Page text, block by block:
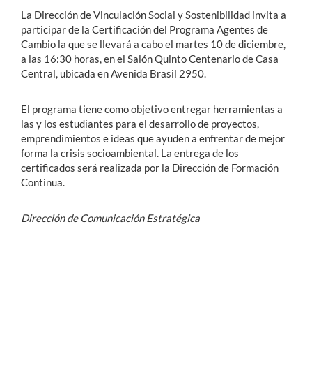
La Dirección de Vinculación Social y Sostenibilidad invita a
participar de la Certificación del Programa Agentes de
Cambio la que se llevará a cabo el martes 10 de diciembre,
a las 16:30 horas, en el Salón Quinto Centenario de Casa
Central, ubicada en Avenida Brasil 2950.
El programa tiene como objetivo entregar herramientas a
las y los estudiantes para el desarrollo de proyectos,
emprendimientos e ideas que ayuden a enfrentar de mejor
forma la crisis socioambiental. La entrega de los
certificados será realizada por la Dirección de Formación
Continua.
Dirección de Comunicación Estratégica